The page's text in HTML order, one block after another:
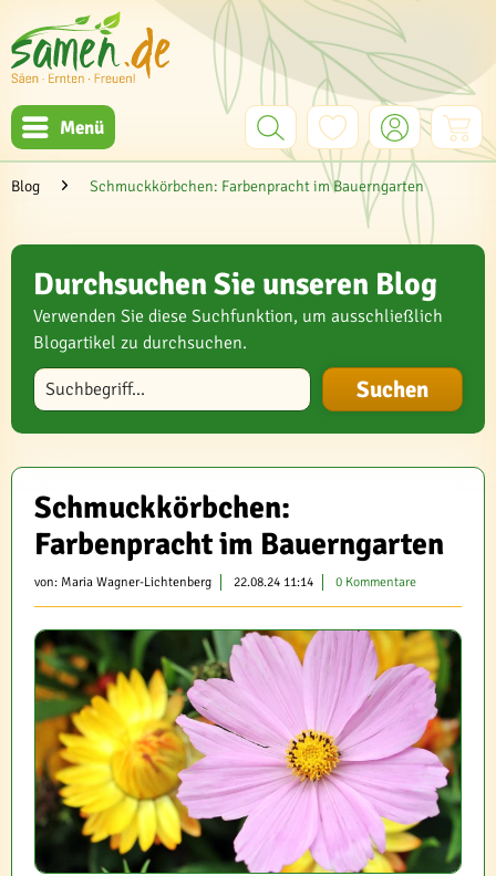
Menü
Blog Schmuckkörbchen: Farbenpracht im Bauerngarten
Durchsuchen Sie unseren Blog
Verwenden Sie diese Suchfunktion, um ausschließlich
Blogartikel zu durchsuchen.
Blog durchsuchen
Schmuckkörbchen:
Farbenpracht im Bauerngarten
von: Maria Wagner-Lichtenberg 22.08.24 11:14 0 Kommentare